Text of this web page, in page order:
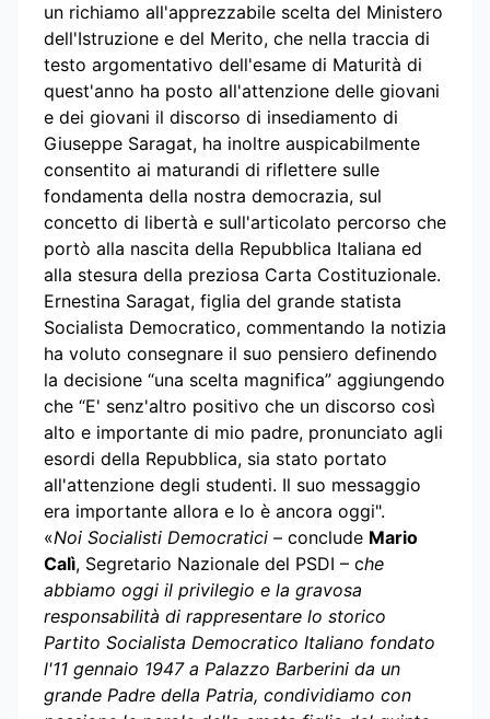
un richiamo all'apprezzabile scelta del Ministero
dell'Istruzione e del Merito, che nella traccia di
testo argomentativo dell'esame di Maturità di
quest'anno ha posto all'attenzione delle giovani
e dei giovani il discorso di insediamento di
Giuseppe Saragat, ha inoltre auspicabilmente
consentito ai maturandi di riflettere sulle
fondamenta della nostra democrazia, sul
concetto di libertà e sull'articolato percorso che
portò alla nascita della Repubblica Italiana ed
alla stesura della preziosa Carta Costituzionale.
Ernestina Saragat, figlia del grande statista
Socialista Democratico, commentando la notizia
ha voluto consegnare il suo pensiero definendo
la decisione “una scelta magnifica” aggiungendo
che “E' senz'altro positivo che un discorso così
alto e importante di mio padre, pronunciato agli
esordi della Repubblica, sia stato portato
all'attenzione degli studenti. Il suo messaggio
era importante allora e lo è ancora oggi".
«Noi Socialisti Democratici – conclude Mario
Calì, Segretario Nazionale del PSDI – che
abbiamo oggi il privilegio e la gravosa
responsabilità di rappresentare lo storico
Partito Socialista Democratico Italiano fondato
l'11 gennaio 1947 a Palazzo Barberini da un
grande Padre della Patria, condividiamo con